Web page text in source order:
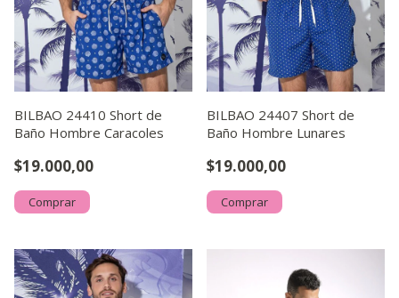
BILBAO 24410 Short de
Baño Hombre Caracoles
$19.000,00
Comprar
BILBAO 24407 Short de
Baño Hombre Lunares
$19.000,00
Comprar